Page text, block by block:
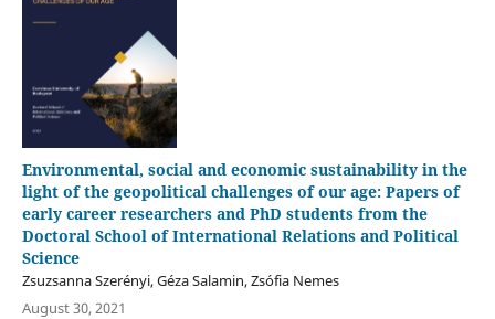
Environmental, social and economic sustainability in the
light of the geopolitical challenges of our age: Papers of
early career researchers and PhD students from the
Doctoral School of International Relations and Political
Science
Zsuzsanna Szerényi, Géza Salamin, Zsófia Nemes
August 30, 2021